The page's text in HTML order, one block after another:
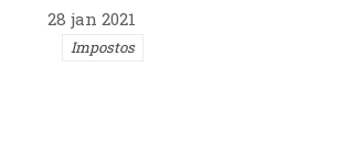
28 jan 2021
Impostos